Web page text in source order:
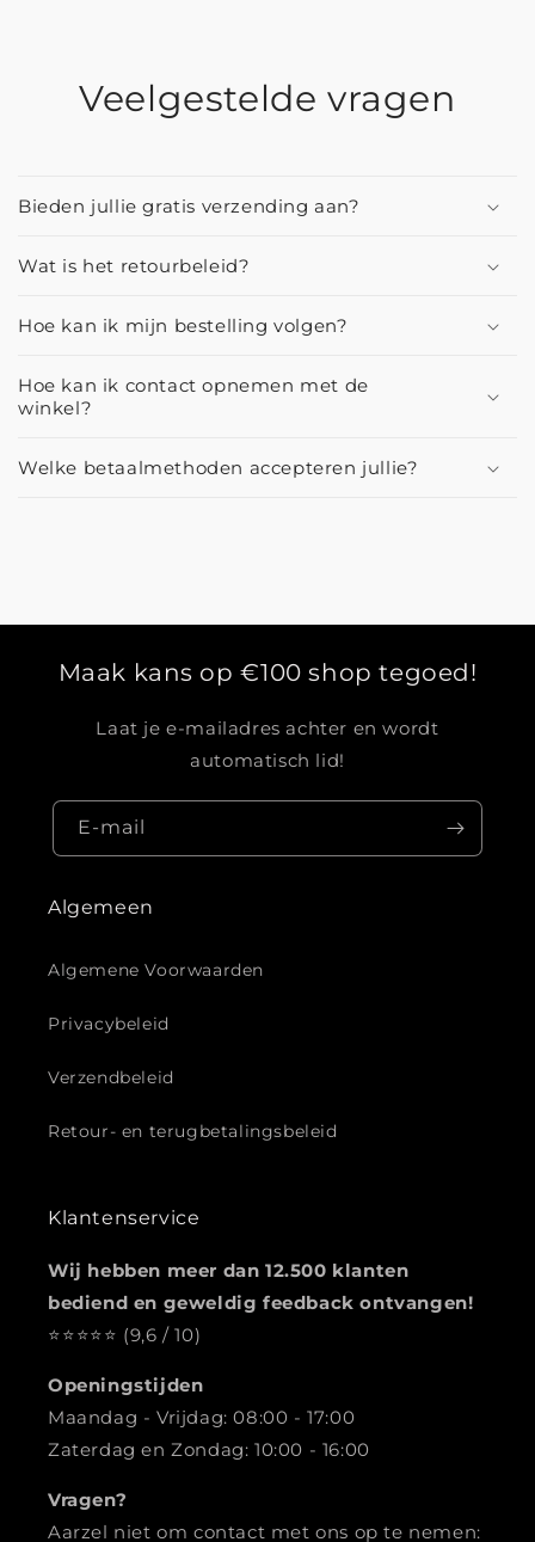
Veelgestelde vragen
Bieden jullie gratis verzending aan?
Wat is het retourbeleid?
Hoe kan ik mijn bestelling volgen?
Hoe kan ik contact opnemen met de
winkel?
Welke betaalmethoden accepteren jullie?
Maak kans op €100 shop tegoed!
Laat je e-mailadres achter en wordt
automatisch lid!
E‑mail
Algemeen
Algemene Voorwaarden
Privacybeleid
Verzendbeleid
Retour- en terugbetalingsbeleid
Klantenservice
Wij hebben meer dan 12.500 klanten
bediend en geweldig feedback ontvangen!
⭐️️️️️️️️️️️️️️️⭐️⭐️⭐️⭐️ (9,6 / 10)
Openingstijden
Maandag - Vrijdag: 08:00 - 17:00
Zaterdag en Zondag: 10:00 - 16:00
Vragen?
Aarzel niet om contact met ons op te nemen: